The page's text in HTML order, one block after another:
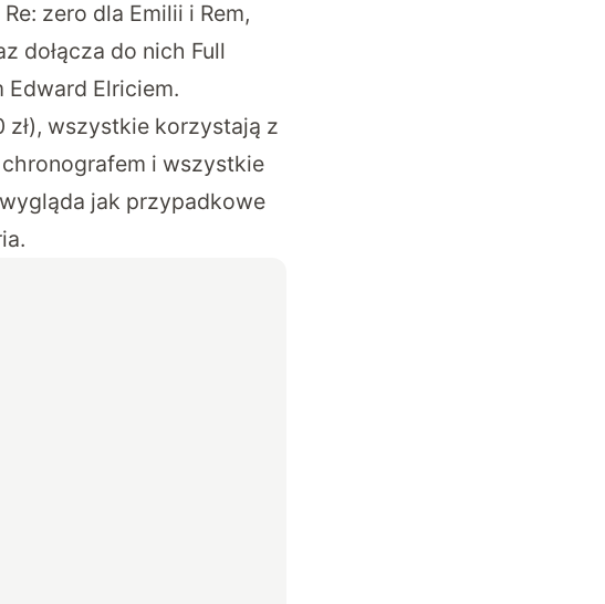
zero dla Emilii i Rem,
dołącza do nich Full
Elriciem.
zł), wszystkie korzystają z
i wszystkie
jak przypadkowe